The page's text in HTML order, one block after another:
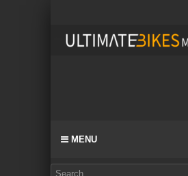
MENU